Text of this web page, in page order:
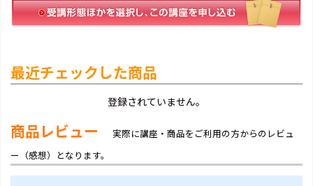
最近チェックした商品
登録されていません。
商品レビュー
実際に講座・商品をご利用の方からのレビュ
ー（感想）となります。